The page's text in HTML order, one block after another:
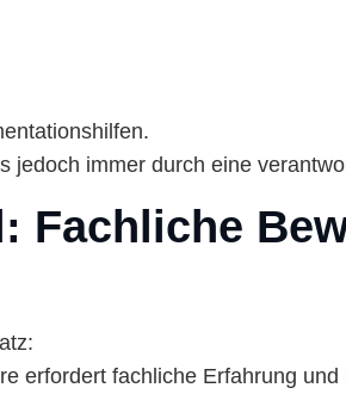
immer durch eine
Fachliche
erfordert fachliche Erfahrung und